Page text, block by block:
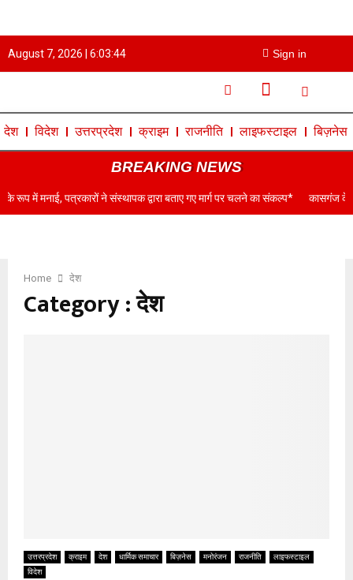
August 7, 2026 | 6:03:45 Sign in
देश विदेश उत्तरप्रदेश क्राइम राजनीति लाइफस्टाइल बिज़नेस
BREAKING NEWS
ने संस्थापक द्वारा बताए गए मार्ग पर चलने का संकल्प* कासगंज के डॉ०नरेंद्र सिंह
Home देश
Category : देश
उत्तरप्रदेश क्राइम देश धार्मिक समाचार बिज़नेस मनोरंजन राजनीति
लाइफस्टाइल
विदेश